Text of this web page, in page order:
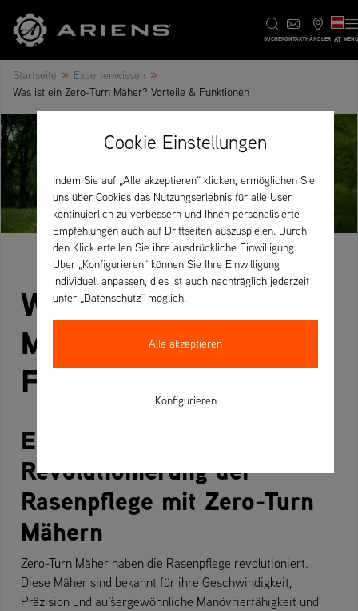
SUCHEKONTAKTHÄNDLER AT MENÜ
Startseite » Expertenwissen »
Was ist ein Zero-Turn Mäher? Vorteile & Funktionen
Was ist ein Zero-Turn
Mäher? Vorteile,
Funktionen & Funktion
Einführung:
Revolutionierung der
Rasenpflege mit Zero-Turn
Mähern
Zero-Turn Mäher haben die Rasenpflege revolutioniert.
Diese Mäher sind bekannt für ihre Geschwindigkeit,
Präzision und außergewöhnliche Manövrierfähigkeit und
Cookie Einstellungen
Indem Sie auf „Alle akzeptieren“ klicken, ermöglichen Sie
uns über Cookies das Nutzungserlebnis für alle User
kontinuierlich zu verbessern und Ihnen personalisierte
Empfehlungen auch auf Drittseiten auszuspielen. Durch
den Klick erteilen Sie ihre ausdrückliche Einwilligung.
Über „Konfigurieren“ können Sie Ihre Einwilligung
individuell anpassen, dies ist auch nachträglich jederzeit
unter „Datenschutz“ möglich.
Alle akzeptieren
Konfigurieren